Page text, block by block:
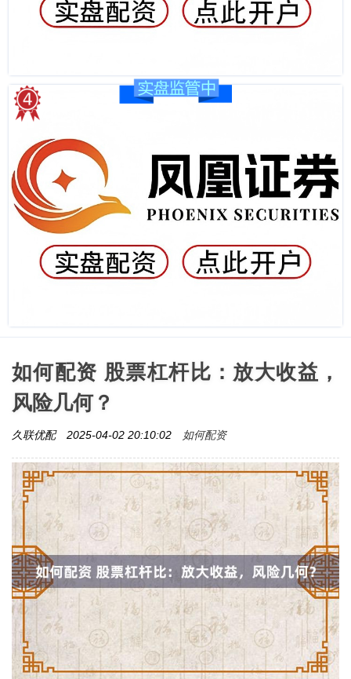
如何配资 股票杠杆比：放大收益，
风险几何？
久联优配 2025-04-02 20:10:02 如何配资